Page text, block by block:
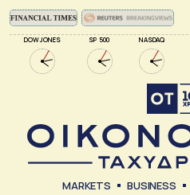
DOW JONES SP 500 NASDAQ
MARKETS BUSINESS